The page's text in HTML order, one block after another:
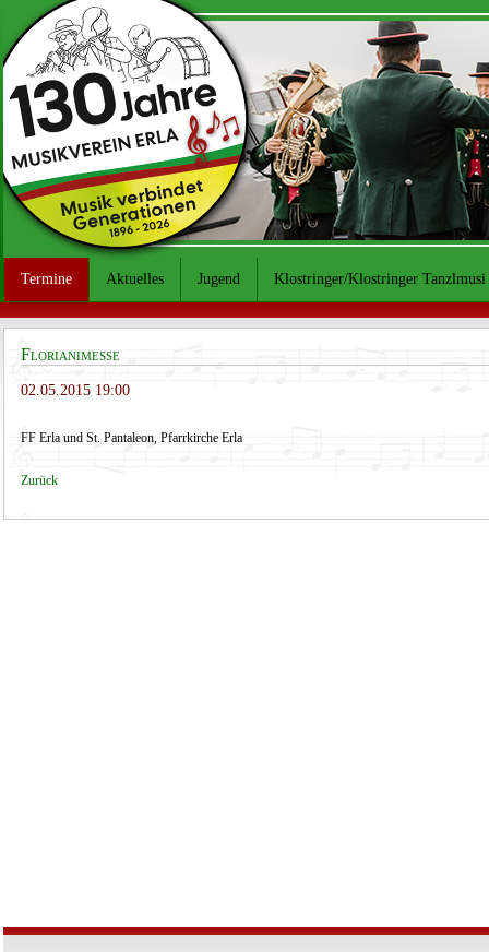
Termine Aktuelles Jugend Klostringer/Klostringer Tanzlmusi
Florianimesse
02.05.2015 19:00
FF Erla und St. Pantaleon, Pfarrkirche Erla
Zurück